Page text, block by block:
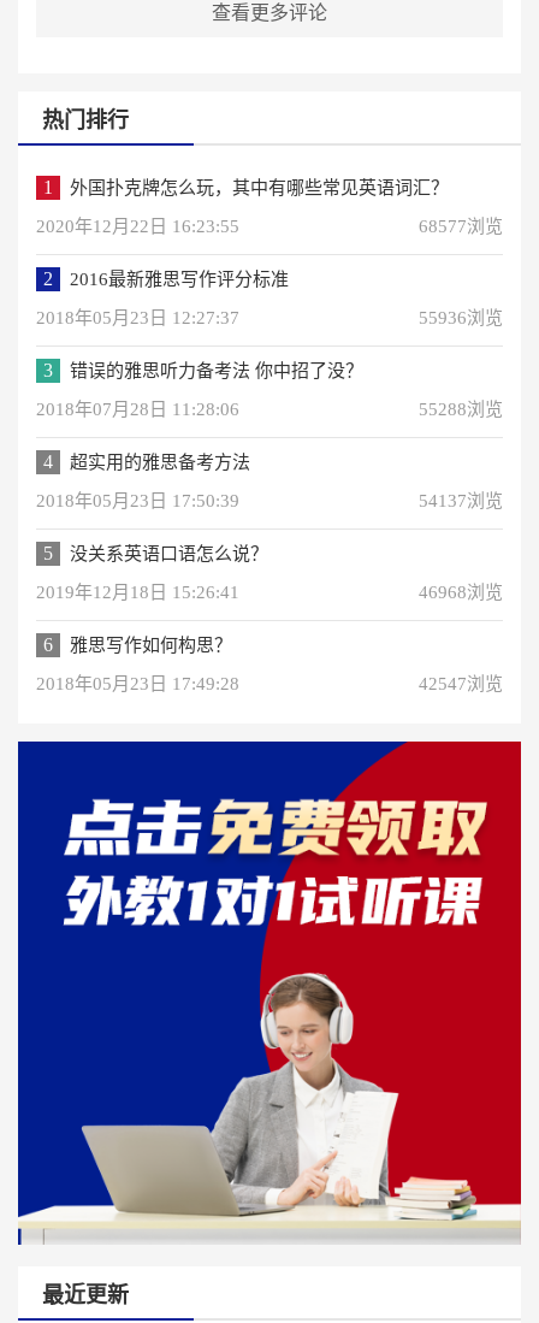
查看更多评论
热门排行
1
外国扑克牌怎么玩，其中有哪些常见英语词汇？
2020年12月22日 16:23:55
68577浏览
2
2016最新雅思写作评分标准
2018年05月23日 12:27:37
55936浏览
3
错误的雅思听力备考法 你中招了没？
2018年07月28日 11:28:06
55288浏览
4
超实用的雅思备考方法
2018年05月23日 17:50:39
54137浏览
5
没关系英语口语怎么说？
2019年12月18日 15:26:41
46968浏览
6
雅思写作如何构思？
2018年05月23日 17:49:28
42547浏览
最近更新